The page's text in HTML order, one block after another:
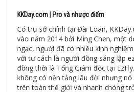
KKDay.com | Pro và nhược điểm
Có trụ sở chính tại Đài Loan,
vào năm 2014 bởi Ming Chen, một
ngạc, người đã có nhiều kinh
với tư cách là người đồng sáng lập
đồng thời là Tổng Giám đốc tại
không có nền tảng lâu đời nhưng
trên toàn thế giới và nhanh chóng